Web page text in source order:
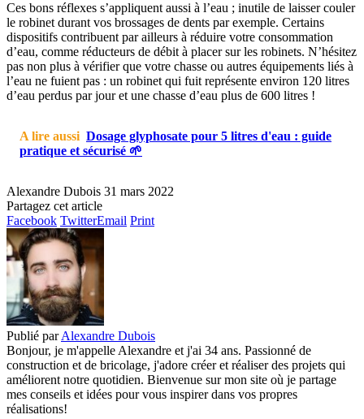
Ces bons réflexes s’appliquent aussi à l’eau ; inutile de laisser couler
le robinet durant vos brossages de dents par exemple. Certains
dispositifs contribuent par ailleurs à réduire votre consommation
d’eau, comme réducteurs de débit à placer sur les robinets. N’hésitez
pas non plus à vérifier que votre chasse ou autres équipements liés à
l’eau ne fuient pas : un robinet qui fuit représente environ 120 litres
d’eau perdus par jour et une chasse d’eau plus de 600 litres !
A lire aussi Dosage glyphosate pour 5 litres d'eau : guide
pratique et sécurisé 🌱
Alexandre Dubois 31 mars 2022
Partagez cet article
Facebook TwitterEmail Print
Publié par Alexandre Dubois
Bonjour, je m'appelle Alexandre et j'ai 34 ans. Passionné de
construction et de bricolage, j'adore créer et réaliser des projets qui
améliorent notre quotidien. Bienvenue sur mon site où je partage
mes conseils et idées pour vous inspirer dans vos propres
réalisations!